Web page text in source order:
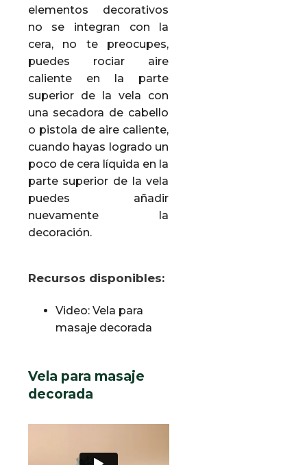
elementos decorativos
no se integran con la
cera, no te preocupes,
puedes rociar aire
caliente en la parte
superior de la vela con
una secadora de cabello
o pistola de aire caliente,
cuando hayas logrado un
poco de cera líquida en la
parte superior de la vela
puedes añadir
nuevamente la
decoración.
Recursos disponibles:
Video: Vela para
masaje decorada
Vela para masaje
decorada